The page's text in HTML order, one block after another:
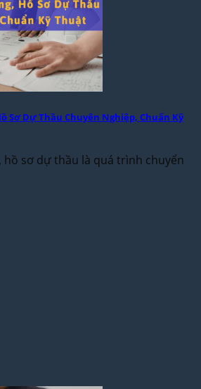
Sơ Dự Thầu Chuyên Nghiệp, Chuẩn Kỹ
hồ sơ dự thầu là quá trình chuyển